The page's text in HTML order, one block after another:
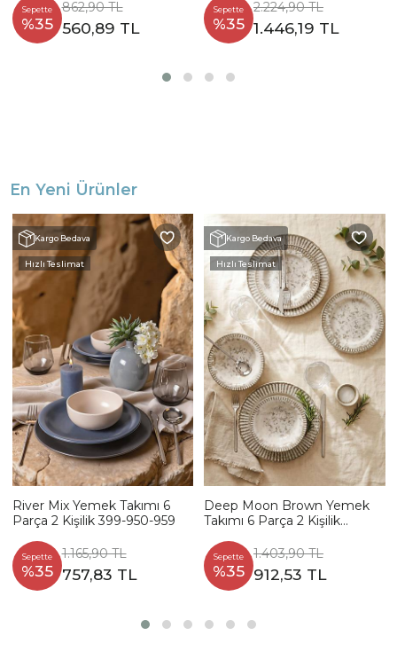
Sepette
%35
862,90 TL
560,89 TL
Sepette
%35
2.224,90 TL
1.446,19 TL
En Yeni Ürünler
Kargo Bedava
Hızlı Teslimat
River Mix Yemek Takımı 6
Parça 2 Kişilik 399-950-959
Sepette
%35
1.165,90 TL
757,83 TL
Kargo Bedava
Hızlı Teslimat
Deep Moon Brown Yemek
Takımı 6 Parça 2 Kişilik
Sepette
%35
1.403,90 TL
912,53 TL